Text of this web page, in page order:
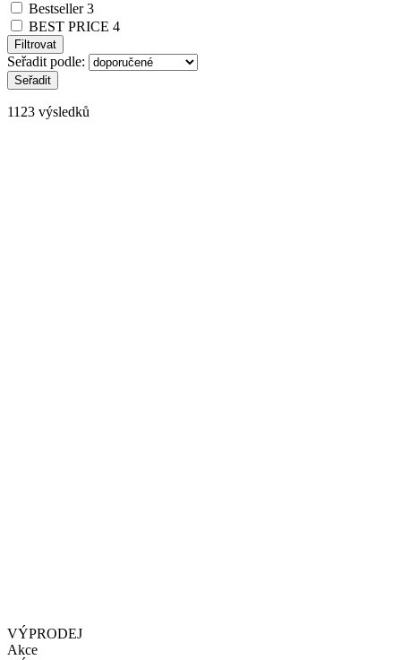
Bestseller3
BEST PRICE 4
Seřadit podle:
1123 výsledků
VÝPRODEJ
Akce